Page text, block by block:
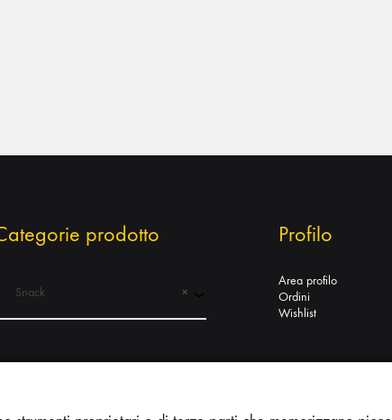
prodotto
×
Snack
Profilo
Area profilo
Ordini
Wishlist